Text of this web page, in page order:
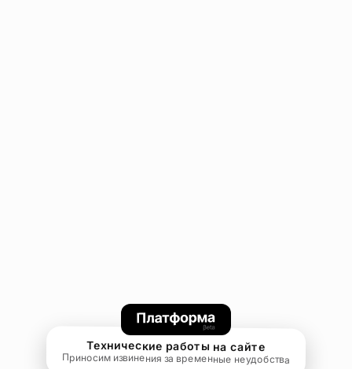
Технические работы на сайте
Приносим извинения за временные неудобства